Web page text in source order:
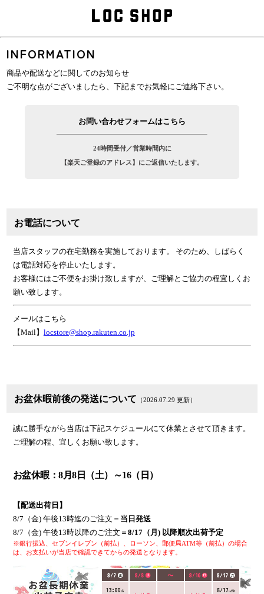
INFORMATION
商品や配送などに関してのお知らせ
ご不明な点がございましたら、下記までお気軽にご連絡下さい。
お問い合わせフォームはこちら
24時間受付／営業時間内に
【楽天ご登録のアドレス】にご返信いたします。
お電話について
当店スタッフの在宅勤務を実施しております。 そのため、しばらく
は電話対応を停止いたします。
お客様にはご不便をお掛け致しますが、ご理解とご協力の程宜しくお
願い致します。
メールはこちら
【Mail】 locstore@shop.rakuten.co.jp